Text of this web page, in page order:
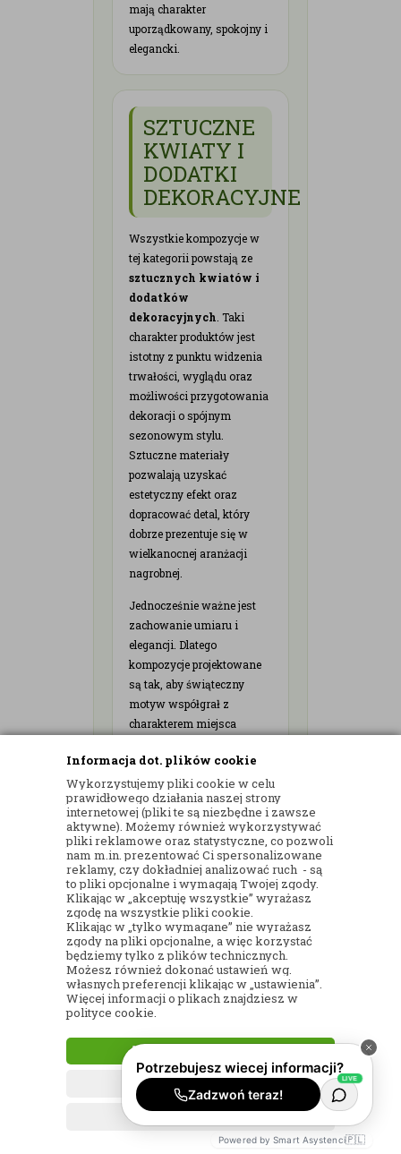
Informacja dot. plików cookie
Wykorzystujemy pliki cookie w celu
prawidłowego działania naszej strony
internetowej (pliki te są niezbędne i zawsze
aktywne). Możemy również wykorzystywać
pliki reklamowe oraz statystyczne, co pozwoli
nam m.in. prezentować Ci spersonalizowane
reklamy, czy dokładniej analizować ruch - są
to pliki opcjonalne i wymagają Twojej zgody.
Klikając w „akceptuję wszystkie” wyrażasz
zgodę na wszystkie pliki cookie.
Klikając w „tylko wymagane” nie wyrażasz
zgody na pliki opcjonalne, a więc korzystać
będziemy tylko z plików technicznych.
Możesz również dokonać ustawień wg.
własnych preferencji klikając w „ustawienia”.
Więcej informacji o plikach znajdziesz w
polityce cookie.
AKCEPTUJĘ WSZYSTKIE
TYLKO WYMAGANE
mają charakter
uporządkowany, spokojny i
elegancki.
SZTUCZNE
KWIATY I
DODATKI
DEKORACYJNE
Wszystkie kompozycje w
tej kategorii powstają ze
sztucznych kwiatów i
dodatków
dekoracyjnych . Taki
charakter produktów jest
istotny z punktu widzenia
trwałości, wyglądu oraz
możliwości przygotowania
dekoracji o spójnym
sezonowym stylu.
Sztuczne materiały
pozwalają uzyskać
estetyczny efekt oraz
dopracować detal, który
dobrze prezentuje się w
wielkanocnej aranżacji
nagrobnej.
Jednocześnie ważne jest
zachowanie umiaru i
elegancji. Dlatego
kompozycje projektowane
są tak, aby świąteczny
motyw współgrał z
charakterem miejsca
pozostawała estetyczna,
spokojna i odpowiednia.
Zdjęcia produktów i możliwe
zamienniki elementów
kompozycji
Zdjęcia produktów dostępnych w kategorii
mającharakter poglądowy. Ich celem
jest pokazanie stylu, układu, kolorystyki i
ogólnego charakteru dekoracji. Ze
względu na ręczne przygotowanie
mogą delikatnie różnić się od
przedstawionych fotografii, co jest
naturalną cechą pracy wykonywanej
indywidualnie.
W zależności od dostępności w danym
Powered by Smart Asystenci🇵🇱